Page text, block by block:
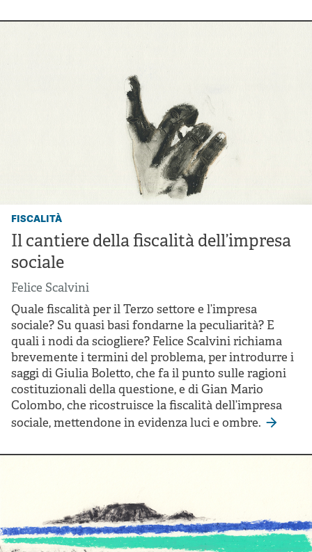
fiscalità
Il cantiere della fiscalità dell’impresa
sociale
Felice Scalvini
Quale fiscalità per il Terzo settore e l’impresa
sociale? Su quasi basi fondarne la peculiarità? E
quali i nodi da sciogliere? Felice Scalvini richiama
brevemente i termini del problema, per introdurre i
saggi di Giulia Boletto, che fa il punto sulle ragioni
costituzionali della questione, e di Gian Mario
Colombo, che ricostruisce la fiscalità dell’impresa
sociale, mettendone in evidenza luci e ombre.